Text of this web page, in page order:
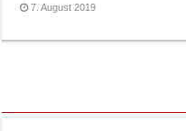
7. August 2019